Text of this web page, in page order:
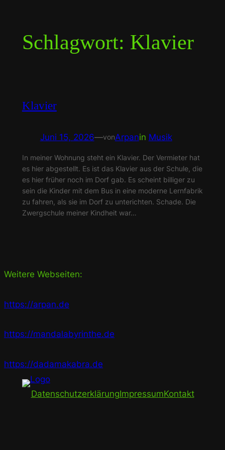
springenSchlagwort: Klavier
Klavier
Juni 15, 2026—vonArpanin Musik
In meiner Wohnung steht ein Klavier. Der Vermieter hat
es hier abgestellt. Es ist das Klavier aus der Schule, die
es hier früher noch im Dorf gab. Es scheint billiger zu
sein die Kinder mit dem Bus in eine moderne Lernfabrik
zu fahren, als sie im Dorf zu unterichten. Schade. Die
Zwergschule meiner Kindheit war…
Weitere Webseiten:
https://arpan.de
https://mandalabyrinthe.de
https://dadamakabra.de
DatenschutzerklärungImpressumKontakt